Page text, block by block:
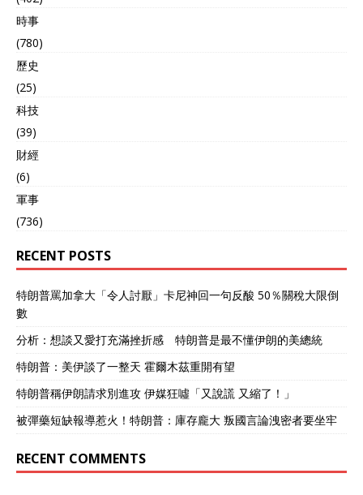
時事
(780)
歷史
(25)
科技
(39)
財經
(6)
軍事
(736)
RECENT POSTS
特朗普罵加拿大「令人討厭」卡尼神回一句反酸 50％關稅大限倒
數
分析：想談又愛打充滿挫折感 特朗普是最不懂伊朗的美總統
特朗普：美伊談了一整天 霍爾木茲重開有望
特朗普稱伊朗請求別進攻 伊媒狂噓「又說謊 又縮了！」
被彈藥短缺報導惹火！特朗普：庫存龐大 叛國言論洩密者要坐牢
RECENT COMMENTS